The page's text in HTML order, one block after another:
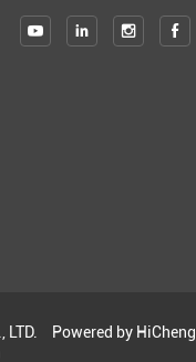
LTD.
Powered by HiCheng